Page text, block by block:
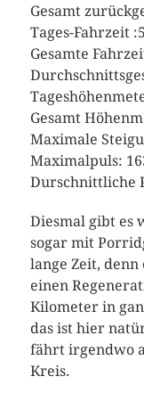
Gesamt
Tages-Fahrzeit
Gesamte
Gesamt
Maximale
Maximalpuls:
Durschnittliche
Diesmal gibt es
sogar mit
lange Zeit,
einen
Kilometer in
das ist hier
fährt irgendwo
Kreis.